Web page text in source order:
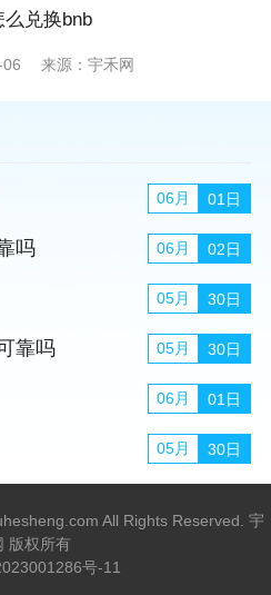
么兑换bnb
06 来源：宇禾网
06月 01日
吗 06月 02日
05月 30日
靠吗 05月 30日
06月 01日
05月 30日
All Rights Reserved. 宇
版权所有
号-11